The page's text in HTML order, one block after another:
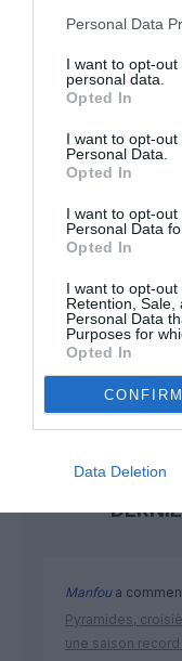
Personal Data
I want to opt-
personal data.
Opted In
I want to opt-
Personal Data.
Opted In
I want to opt-
Personal Data
Opted In
I want to opt-out
Retention, Sale,
Personal Data
Purposes for
Opted In
CONFIRM
Data Deletion
Soutenez
Manfoua
Pyramides,
une saison